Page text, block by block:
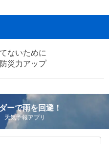
ないために
災力アップ
ーで雨を回避！
気予報アプリ